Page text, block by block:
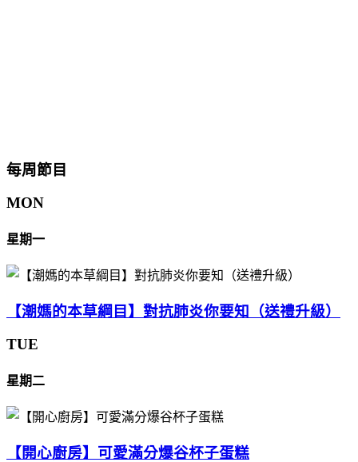
每周節目
MON
星期一
【潮媽的本草綱目】對抗肺炎你要知（送禮升級）
TUE
星期二
【開心廚房】可愛滿分爆谷杯子蛋糕